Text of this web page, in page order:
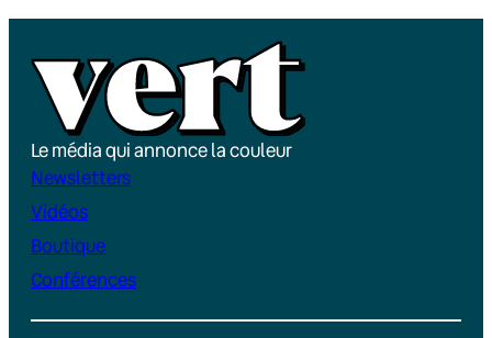
Le média qui annonce la couleur
Newsletters
Vidéos
Boutique
Conférences